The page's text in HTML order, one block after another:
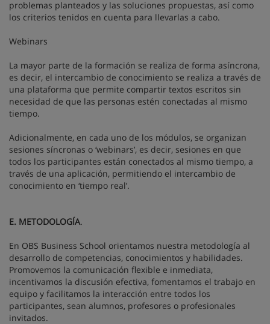
problemas planteados y las soluciones propuestas, así como
los criterios tenidos en cuenta para llevarlas a cabo.
Webinars
La mayor parte de la formación se realiza de forma asíncrona,
es decir, el intercambio de conocimiento se realiza a través de
una plataforma que permite compartir textos escritos sin
necesidad de que las personas estén conectadas al mismo
tiempo.
Adicionalmente, en cada uno de los módulos, se organizan
sesiones síncronas o ‘webinars’, es decir, sesiones en que
todos los participantes están conectados al mismo tiempo, a
través de una aplicación, permitiendo el intercambio de
conocimiento en ‘tiempo real’.
E. METODOLOGÍA.
En OBS Business School orientamos nuestra metodología al
desarrollo de competencias, conocimientos y habilidades.
Promovemos la comunicación flexible e inmediata,
incentivamos la discusión efectiva, fomentamos el trabajo en
equipo y facilitamos la interacción entre todos los
participantes, sean alumnos, profesores o profesionales
invitados.